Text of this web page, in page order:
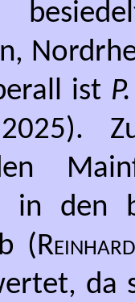
ist
in den
(
da